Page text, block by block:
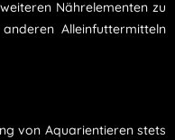
Nährelementen zu
Alleinfuttermitteln
von Aquarientieren stets